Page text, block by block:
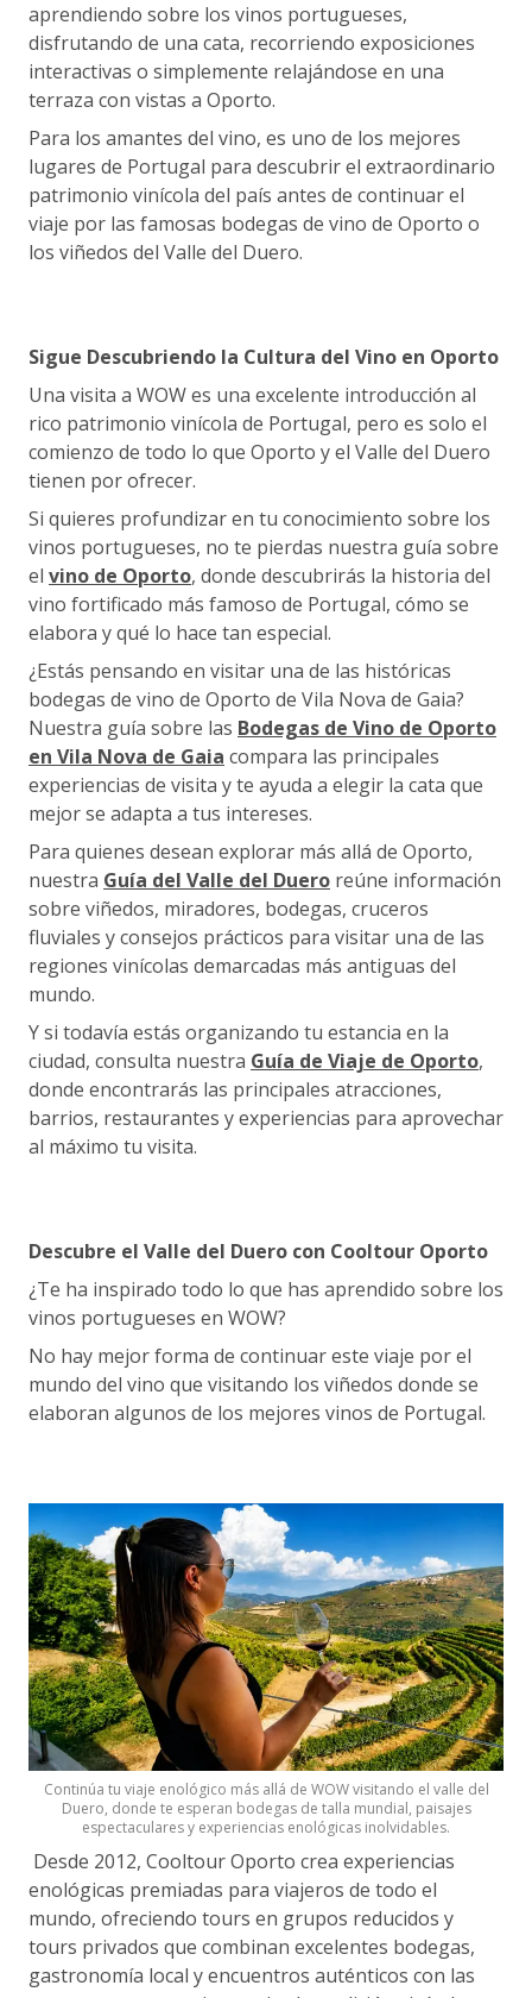
aprendiendo sobre los vinos portugueses,
disfrutando de una cata, recorriendo exposiciones
interactivas o simplemente relajándose en una
terraza con vistas a Oporto.
Para los amantes del vino, es uno de los mejores
lugares de Portugal para descubrir el extraordinario
patrimonio vinícola del país antes de continuar el
viaje por las famosas bodegas de vino de Oporto o
los viñedos del Valle del Duero.
Sigue Descubriendo la Cultura del Vino en Oporto
Una visita a WOW es una excelente introducción al
rico patrimonio vinícola de Portugal, pero es solo el
comienzo de todo lo que Oporto y el Valle del Duero
tienen por ofrecer.
Si quieres profundizar en tu conocimiento sobre los
vinos portugueses, no te pierdas nuestra guía sobre
el vino de Oporto, donde descubrirás la historia del
vino fortificado más famoso de Portugal, cómo se
elabora y qué lo hace tan especial.
¿Estás pensando en visitar una de las históricas
bodegas de vino de Oporto de Vila Nova de Gaia?
Nuestra guía sobre las Bodegas de Vino de Oporto
en Vila Nova de Gaia compara las principales
experiencias de visita y te ayuda a elegir la cata que
mejor se adapta a tus intereses.
Para quienes desean explorar más allá de Oporto,
nuestra Guía del Valle del Duero reúne información
sobre viñedos, miradores, bodegas, cruceros
fluviales y consejos prácticos para visitar una de las
regiones vinícolas demarcadas más antiguas del
mundo.
Y si todavía estás organizando tu estancia en la
ciudad, consulta nuestra Guía de Viaje de Oporto,
donde encontrarás las principales atracciones,
barrios, restaurantes y experiencias para aprovechar
al máximo tu visita.
Descubre el Valle del Duero con Cooltour Oporto
¿Te ha inspirado todo lo que has aprendido sobre los
vinos portugueses en WOW?
No hay mejor forma de continuar este viaje por el
mundo del vino que visitando los viñedos donde se
elaboran algunos de los mejores vinos de Portugal.
Continúa tu viaje enológico más allá de WOW visitando el valle del
Duero, donde te esperan bodegas de talla mundial, paisajes
espectaculares y experiencias enológicas inolvidables.
Desde 2012, Cooltour Oporto crea experiencias
enológicas premiadas para viajeros de todo el
mundo, ofreciendo tours en grupos reducidos y
tours privados que combinan excelentes bodegas,
gastronomía local y encuentros auténticos con las